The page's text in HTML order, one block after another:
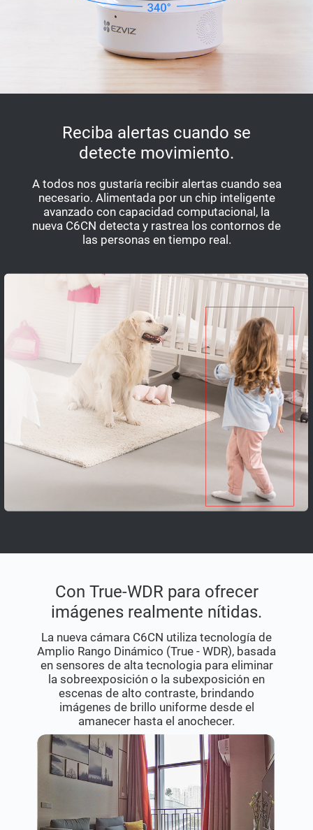
Reciba alertas cuando se
detecte movimiento.
A todos nos gustaría recibir alertas cuando sea
necesario. Alimentada por un chip inteligente
avanzado con capacidad computacional, la
nueva C6CN detecta y rastrea los contornos de
las personas en tiempo real.
La nueva cámara C6CN utiliza tecnología de
Amplio Rango Dinámico (True - WDR), basada
en sensores de alta tecnologia para eliminar
la sobreexposición o la subexposición en
escenas de alto contraste, brindando
imágenes de brillo uniforme desde el
amanecer hasta el anochecer.
Con True-WDR para ofrecer
imágenes realmente nítidas.